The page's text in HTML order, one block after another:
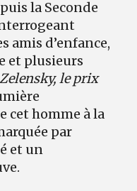
la Seconde
amis d’enfance,
et plusieurs
Zelensky, le prix
cet homme à la
par
et un